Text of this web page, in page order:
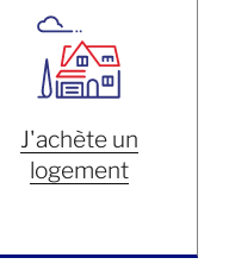
J'achète un
logement